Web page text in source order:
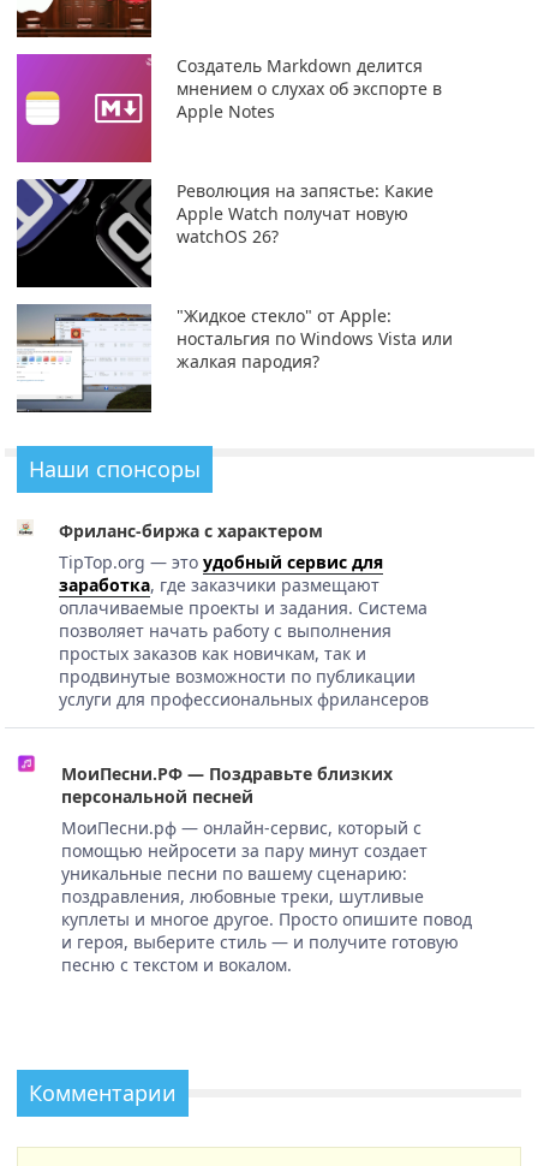
Создатель Markdown делится
мнением о слухах об экспорте в
Apple Notes
Революция на запястье: Какие
Apple Watch получат новую
watchOS 26?
"Жидкое стекло" от Apple:
ностальгия по Windows Vista или
жалкая пародия?
Наши спонсоры
Фриланс-биржа с характером
TipTop.org — это удобный сервис для
заработка, где заказчики размещают
оплачиваемые проекты и задания. Система
позволяет начать работу с выполнения
простых заказов как новичкам, так и
продвинутые возможности по публикации
услуги для профессиональных фрилансеров
МоиПесни.РФ — Поздравьте близких
персональной песней
МоиПесни.рф — онлайн-сервис, который с
помощью нейросети за пару минут создает
уникальные песни по вашему сценарию:
поздравления, любовные треки, шутливые
куплеты и многое другое. Просто опишите повод
и героя, выберите стиль — и получите готовую
песню с текстом и вокалом.
Комментарии